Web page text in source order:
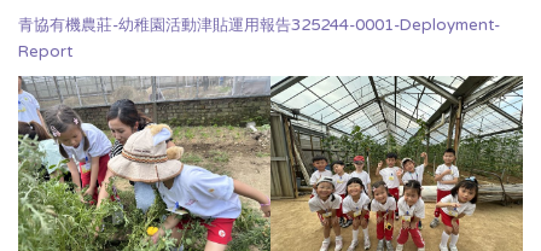
青協有機農莊-幼稚園活動津貼運用報告325244-0001-Deployment-
Report